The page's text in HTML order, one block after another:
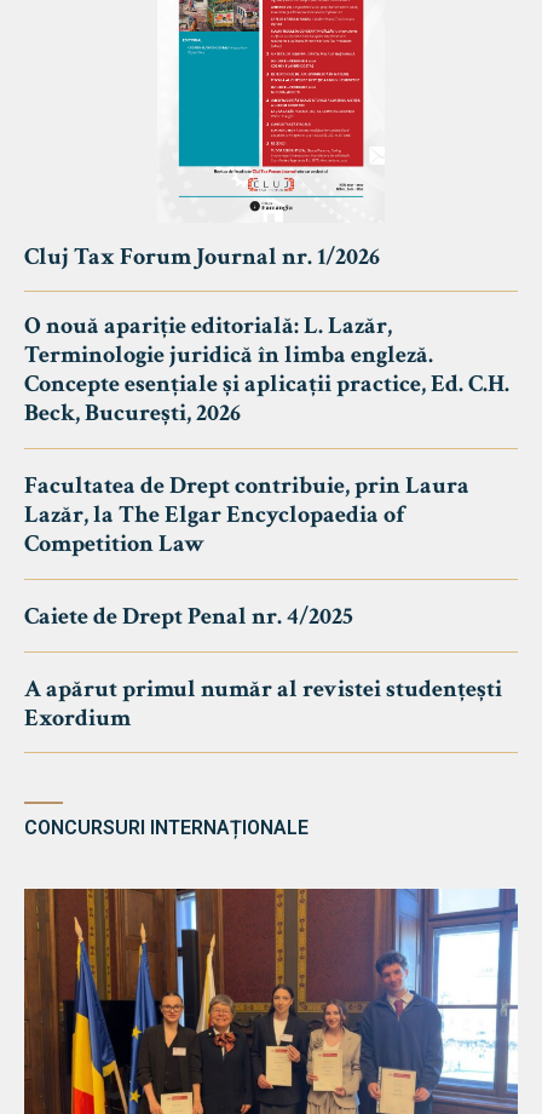
Cluj Tax Forum Journal nr. 1/2026
O nouă apariție editorială: L. Lazăr,
Terminologie juridică în limba engleză.
Concepte esențiale și aplicații practice, Ed. C.H.
Beck, București, 2026
Facultatea de Drept contribuie, prin Laura
Lazăr, la The Elgar Encyclopaedia of
Competition Law
Caiete de Drept Penal nr. 4/2025
A apărut primul număr al revistei studențești
Exordium
CONCURSURI INTERNAȚIONALE